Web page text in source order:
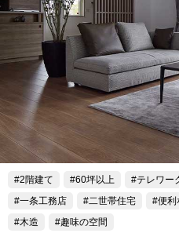
2階建て 60坪以上 テレワー
一条工務店
二世帯住宅 便利
木造
趣味の空間